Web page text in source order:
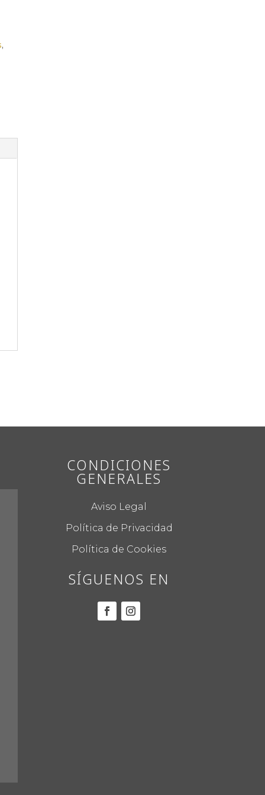
,
CONDICIONES
GENERALES
Aviso Legal
Política de Privacidad
Política de Cookies
SÍGUENOS EN